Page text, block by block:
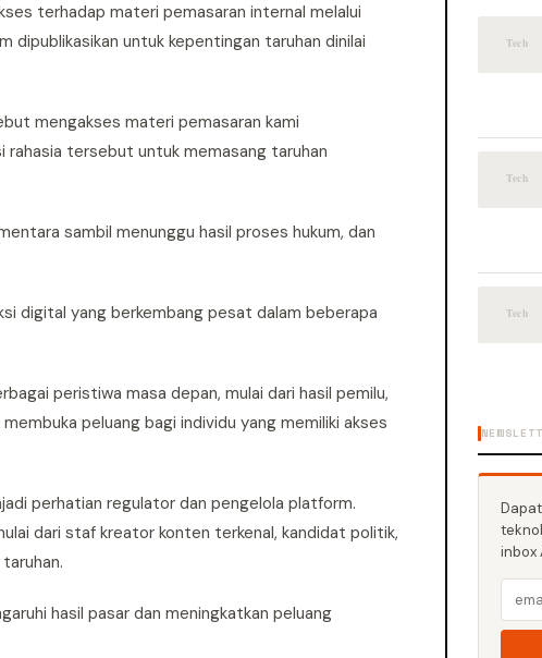
terhadap materi pemasaran internal melalui
dipublikasikan untuk kepentingan taruhan dinilai
mengakses materi pemasaran kami
rahasia tersebut untuk memasang taruhan
sambil menunggu hasil proses hukum, dan
digital yang berkembang pesat dalam beberapa
peristiwa masa depan, mulai dari hasil pemilu,
peluang bagi individu yang memiliki akses
perhatian regulator dan pengelola platform.
dari staf kreator konten terkenal, kandidat politik,
hasil pasar dan meningkatkan peluang
inbox